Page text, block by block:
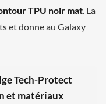
TPU noir mat . La
et donne au Galaxy
Tech-Protect
et matériaux